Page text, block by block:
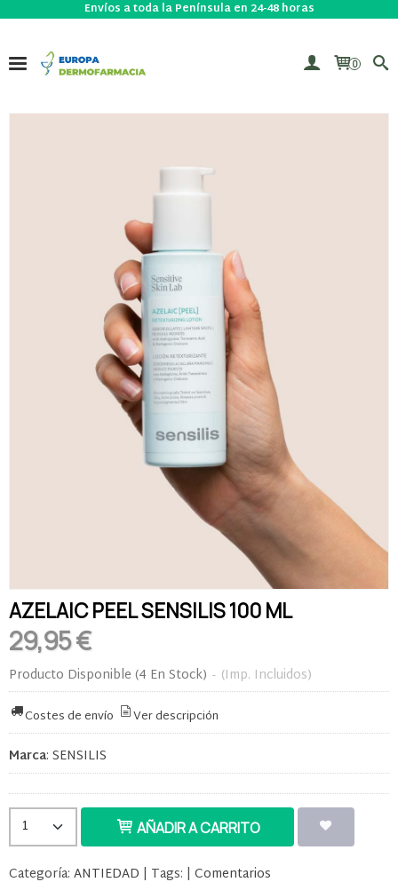
Envíos a toda la Península en 24-48 horas
0
AZELAIC PEEL SENSILIS 100 ML
29,95 €
Producto Disponible (4 En Stock) - (Imp. Incluidos)
Costes de envío Ver descripción
Marca: SENSILIS
AÑADIR A CARRITO
Categoría: ANTIEDAD | Tags: | Comentarios